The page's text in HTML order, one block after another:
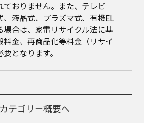
ておりません。また、テレビ
、液晶式、プラズマ式、有機EL
場合は、家電リサイクル法に基
料金、再商品化等料金（リサイ
となります。
カテゴリー概要へ